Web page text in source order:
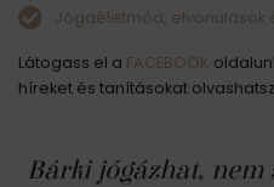
Jógaéletmód, elvonulások
Látogass el a FACEBOOK
híreket és tanításokat
Bárki jógázhat,